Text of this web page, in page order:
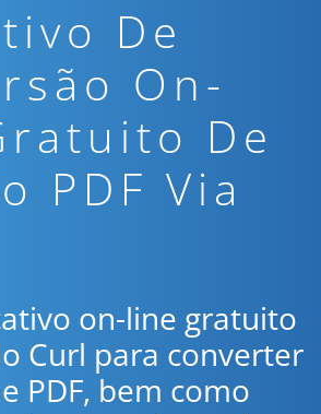
De
On-
De
PDF Via
on-line gratuito
Curl para converter
PDF, bem como